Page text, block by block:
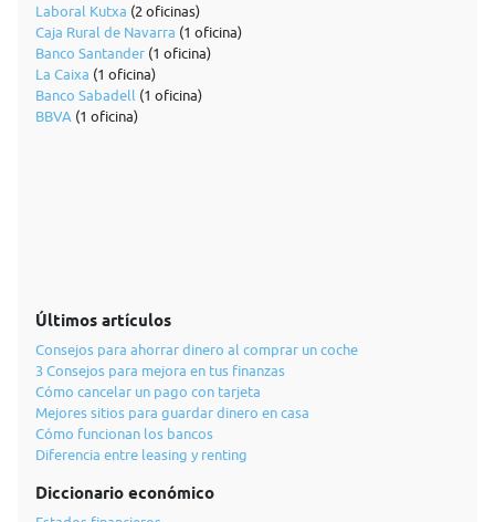
Laboral Kutxa (2 oficinas)
Caja Rural de Navarra (1 oficina)
Banco Santander (1 oficina)
La Caixa (1 oficina)
Banco Sabadell (1 oficina)
BBVA (1 oficina)
Últimos artículos
Consejos para ahorrar dinero al comprar un coche
3 Consejos para mejora en tus finanzas
Cómo cancelar un pago con tarjeta
Mejores sitios para guardar dinero en casa
Cómo funcionan los bancos
Diferencia entre leasing y renting
Diccionario económico